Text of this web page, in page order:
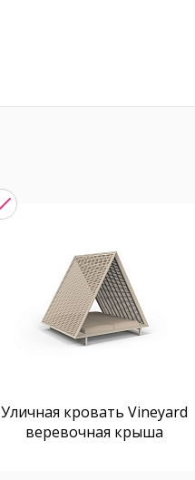
Уличная кровать Vineyard
веревочная крыша